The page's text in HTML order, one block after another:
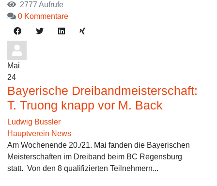
2777 Aufrufe
0 Kommentare
Mai
24
Bayerische Dreibandmeisterschaft:
T. Truong knapp vor M. Back
Ludwig Bussler
Hauptverein News
Am Wochenende 20./21. Mai fanden die Bayerischen
Meisterschaften im Dreiband beim BC Regensburg
statt. Von den 8 qualifizierten Teilnehmern...